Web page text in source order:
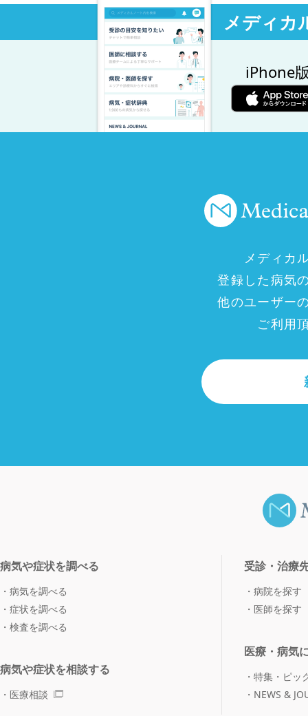
メディカ
iPhone
メディカ
登録した病気
他のユーザー
ご利用
病気や症状を調べる
病気を調べる
症状を調べる
検査を調べる
病気や症状を相談する
医療相談
受診・治療
病院を探す
医師を探す
医療・病気
特集・ピッ
NEWS &